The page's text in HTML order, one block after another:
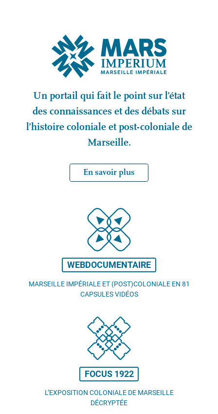
Un portail qui fait le point sur l’état
des connaissances et des débats sur
l’histoire coloniale et post-coloniale de
Marseille.
En savoir plus
WEBDOCUMENTAIRE
MARSEILLE IMPÉRIALE ET (POST)COLONIALE EN 81
CAPSULES VIDÉOS
FOCUS 1922
L’EXPOSITION COLONIALE DE MARSEILLE
DÉCRYPTÉE